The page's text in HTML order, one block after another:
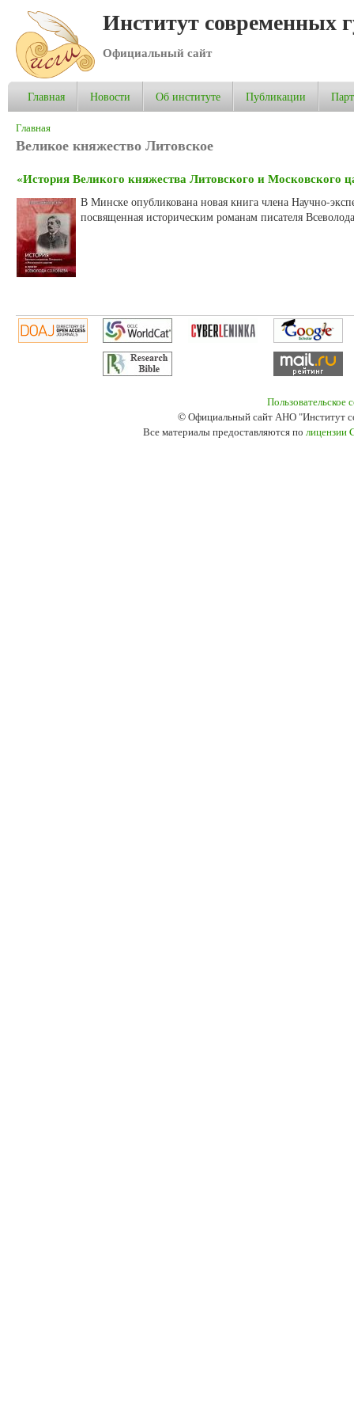
Институт современных
Официальный сайт
Главная Новости Об институте Публикации
Вы здесь
Главная
Великое княжество Литовское
«История Великого княжества Литовского и Московского
В Минске опубликована новая книга члена Научно-
посвященная историческим романам писателя
Пользовательское
© Официальный сайт АНО "Институт
Все материалы предоставляются по лицензии